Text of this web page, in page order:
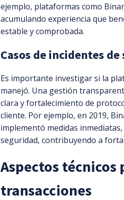
ejemplo, plataformas como
acumulando experiencia que
estable y comprobada.
Casos de incidentes
Es importante investigar si la
manejó. Una gestión
clara y fortalecimiento de
cliente. Por ejemplo, en 2019,
implementó medidas
seguridad, contribuyendo a
Aspectos
transacciones